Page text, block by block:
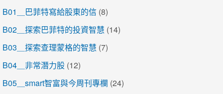
B01＿巴菲特寫給股東的信 (8)
B02＿探索巴菲特的投資智慧 (14)
B03＿探索查理蒙格的智慧 (7)
B04＿非常潛力股 (12)
B05＿smart智富與今周刊專欄 (24)